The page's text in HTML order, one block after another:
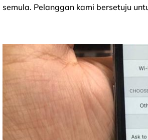
semula. Pelanggan kami bersetuju